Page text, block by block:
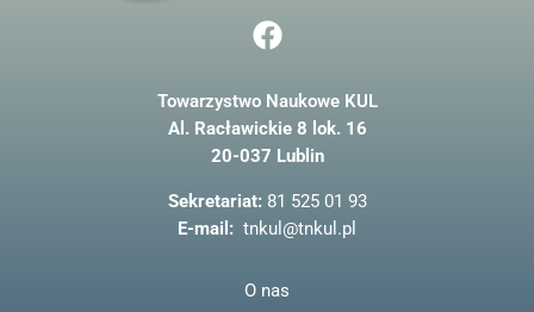
F
a
e
b
o
o
k
Towarzystwo Naukowe KUL
Al. Racławickie 8 lok. 16
20-037 Lublin
Sekretariat: 81 525 01 93
E-mail: tnkul@tnkul.pl
O nas